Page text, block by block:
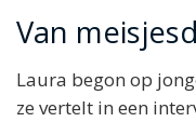
Van
Laura begon op
ze vertelt in een